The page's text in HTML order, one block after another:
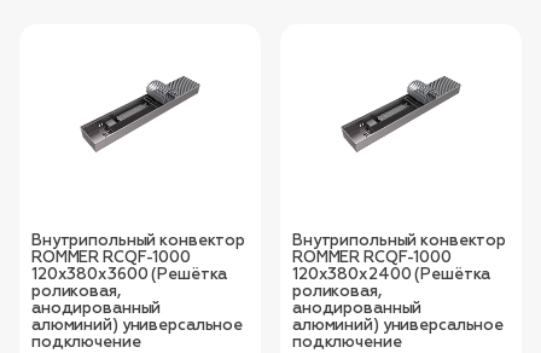
Внутрипольный конвектор
ROMMER RCQF-1000
120х380х3600 (Решётка
роликовая,
анодированный
алюминий) универсальное
подключение
Внутрипольный конвектор
ROMMER RCQF-1000
120х380х2400 (Решётка
роликовая,
анодированный
алюминий) универсальное
подключение